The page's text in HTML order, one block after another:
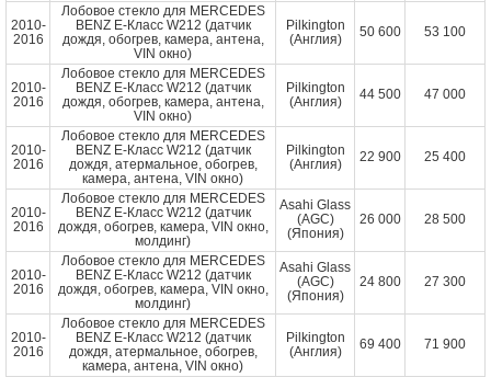
2010-
2016
Лобовое стекло для MERCEDES
BENZ E-Класс W212 (датчик
дождя, обогрев, камера, антена,
VIN окно)
Pilkington
(Англия)
50 600 53 100
2010-
2016
Лобовое стекло для MERCEDES
BENZ E-Класс W212 (датчик
дождя, обогрев, камера, антена,
VIN окно)
Pilkington
(Англия)
44 500 47 000
2010-
2016
Лобовое стекло для MERCEDES
BENZ E-Класс W212 (датчик
дождя, атермальное, обогрев,
камера, антена, VIN окно)
Pilkington
(Англия)
22 900 25 400
2010-
2016
Лобовое стекло для MERCEDES
BENZ E-Класс W212 (датчик
дождя, обогрев, камера, VIN окно,
молдинг)
Asahi Glass
(AGC)
(Япония)
26 000 28 500
2010-
2016
Лобовое стекло для MERCEDES
BENZ E-Класс W212 (датчик
дождя, обогрев, камера, VIN окно,
молдинг)
Asahi Glass
(AGC)
(Япония)
24 800 27 300
2010-
2016
Лобовое стекло для MERCEDES
BENZ E-Класс W212 (датчик
дождя, атермальное, обогрев,
камера, антена, VIN окно)
Pilkington
(Англия)
69 400 71 900